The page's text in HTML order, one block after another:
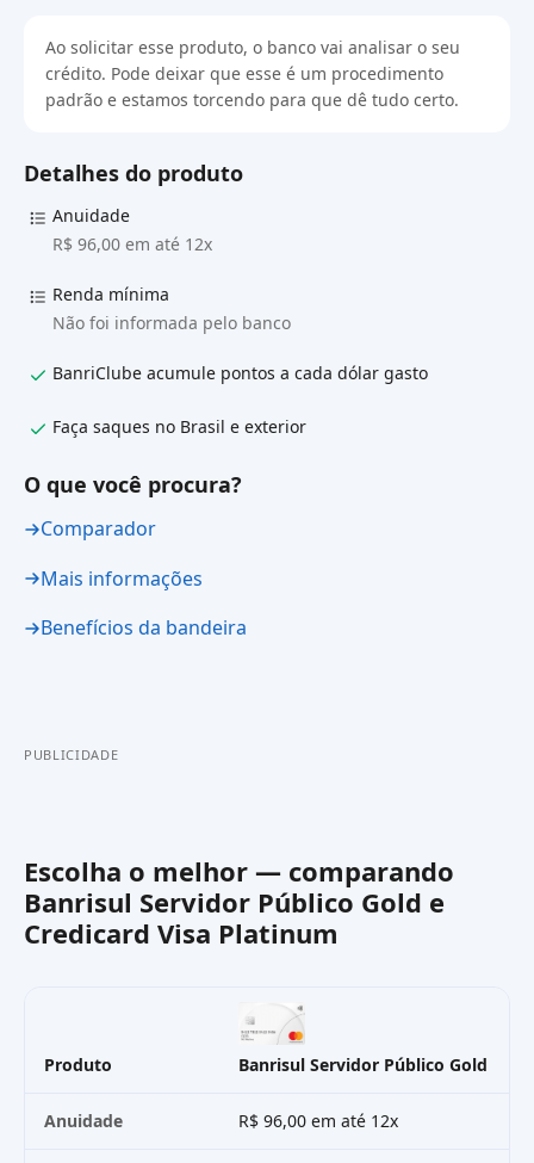
Ao solicitar esse produto, o banco vai analisar o seu
crédito. Pode deixar que esse é um procedimento
padrão e estamos torcendo para que dê tudo certo.
Detalhes do produto
Anuidade
R$ 96,00 em até 12x
Renda mínima
Não foi informada pelo banco
BanriClube acumule pontos a cada dólar gasto
Faça saques no Brasil e exterior
O que você procura?
Comparador
Mais informações
Benefícios da bandeira
PUBLICIDADE
Escolha o melhor — comparando
Banrisul Servidor Público Gold e
Credicard Visa Platinum
Produto Banrisul Servidor Público Gold
Anuidade R$ 96,00 em até 12x